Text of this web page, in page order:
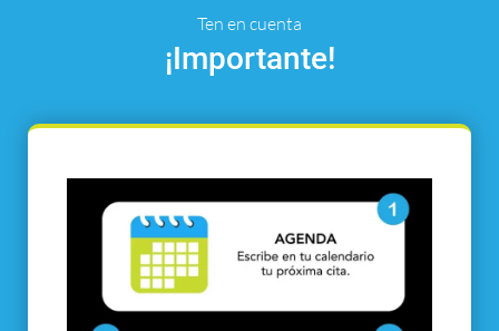
Ten en cuenta
¡Importante!